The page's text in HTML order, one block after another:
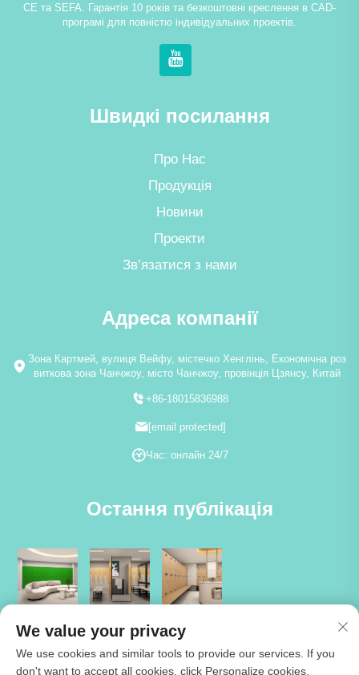
CE та SEFA. Гарантія 10 років та безкоштовні креслення в CAD-
програмі для повністю індивідуальних проектів.
Швидкі посилання
Про Нас
Продукція
Новини
Проекти
Зв’язатися з нами
Адреса компанії
Зона Картмей, вулиця Вейфу, містечко Хенглінь, Економічна роз
виткова зона Чанчжоу, місто Чанчжоу, провінція Цзянсу, Китай
+86-18015836988
[email protected]
Час: онлайн 24/7
Остання публікація
We value your privacy
We use cookies and similar tools to provide our services. If you
don't want to accept all cookies, click Personalize cookies.